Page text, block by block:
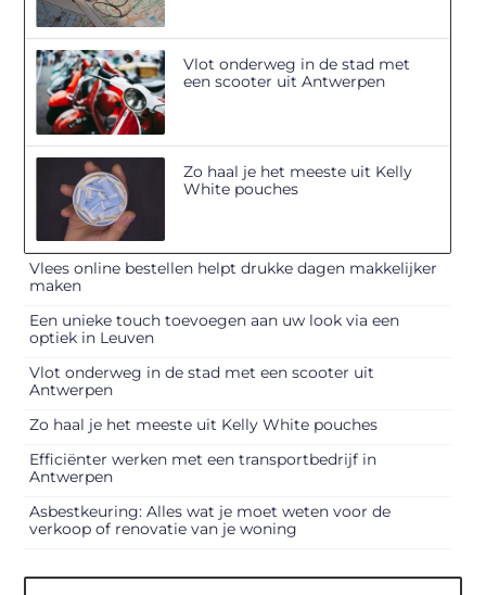
Vlot onderweg in de stad met
een scooter uit Antwerpen
Zo haal je het meeste uit Kelly
White pouches
Vlees online bestellen helpt drukke dagen makkelijker
maken
Een unieke touch toevoegen aan uw look via een
optiek in Leuven
Vlot onderweg in de stad met een scooter uit
Antwerpen
Zo haal je het meeste uit Kelly White pouches
Efficiënter werken met een transportbedrijf in
Antwerpen
Asbestkeuring: Alles wat je moet weten voor de
verkoop of renovatie van je woning